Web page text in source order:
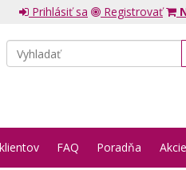
Prihlásiť sa Registrovať
FAQ Poradňa